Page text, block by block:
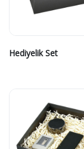
Hediyelik Set